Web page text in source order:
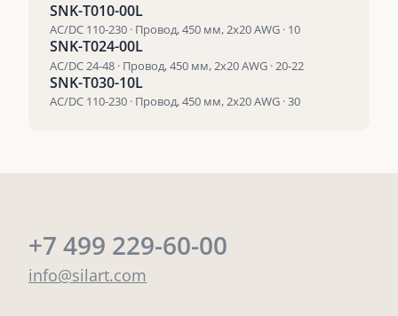
SNK-T010-00L
AC/DC 110-230 · Провод, 450 мм, 2х20 AWG · 10
SNK-T024-00L
AC/DC 24-48 · Провод, 450 мм, 2х20 AWG · 20-22
SNK-T030-10L
AC/DC 110-230 · Провод, 450 мм, 2х20 AWG · 30
+7 499 229-60-00
info@silart.com